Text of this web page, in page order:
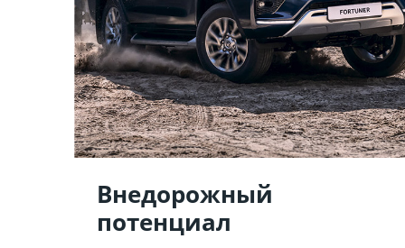
Внедорожный
потенциал